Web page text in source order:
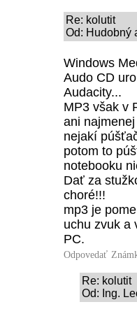
Re: kolutit
Od: Hudobný
Windows
Audo CD
Audacity...
MP3 však v
ani
nejakí
potom to
notebooku
Dať za
choré!!!
mp3 je
uchu zvuk a
PC.
Odpovedať
Re: kolutit
Od: Ing.